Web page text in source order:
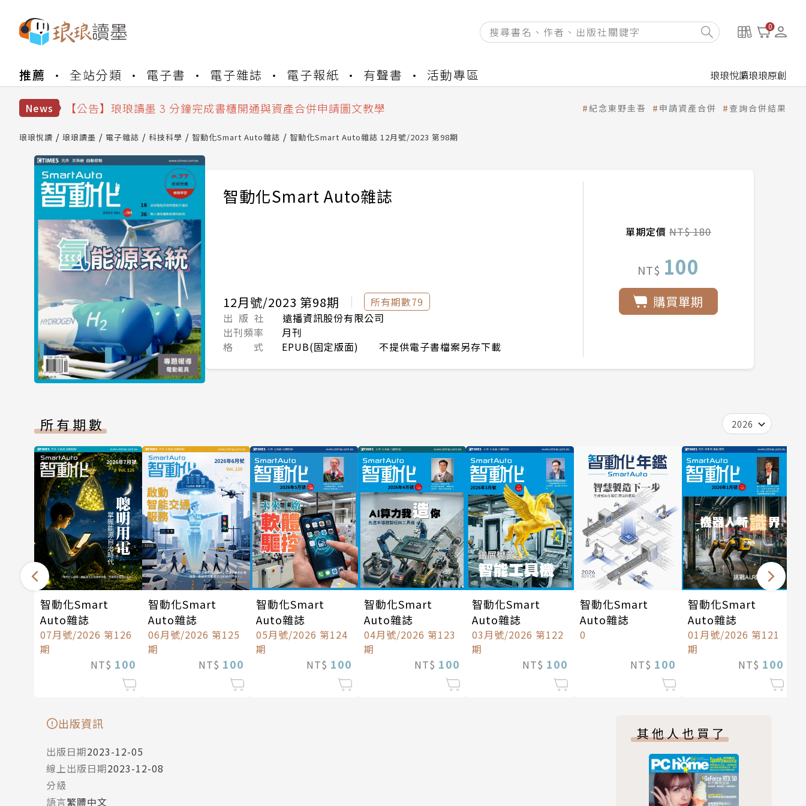
0
推薦 全站分類 電子書 電子雜誌 電子報紙 有聲書 活動專區 琅琅悅讀琅琅原創
News
【公告】琅琅讀墨數位閱讀資產合併與書櫃開通申請
【公告】琅琅讀墨 3 分鐘完成書櫃開通與資產合併申請圖文教學
【公告】琅琅讀墨數位閱讀資產合併與書櫃開通申請
紀念東野圭吾 申請資產合併 查詢合併結果
琅琅悅讀 琅琅讀墨 電子雜誌 科技科學 智動化Smart Auto雜誌 智動化Smart Auto雜誌 12月號/2023 第98期
智動化Smart Auto雜誌
12月號/2023 第98期
所有期數79
出 版 社
遠播資訊股份有限公司
出刊頻率
月刊
格 式
EPUB(固定版面) 不提供電子書檔案另存下載
單期定價 NT$ 180
NT$ 100
購買單期
所有期數 2026
智動化Smart
Auto雜誌
07月號/2026 第126
期
NT$ 100
智動化Smart
Auto雜誌
06月號/2026 第125
期
NT$ 100
智動化Smart
Auto雜誌
05月號/2026 第124
期
NT$ 100
智動化Smart
Auto雜誌
04月號/2026 第123
期
NT$ 100
智動化Smart
Auto雜誌
03月號/2026 第122
期
NT$ 100
智動化Smart
Auto雜誌
0
NT$ 100
智動化Smart
Auto雜誌
01月號/2026 第121
期
NT$ 100
出版資訊
出版日期2023-12-05
線上出版日期2023-12-08
分級
語言繁體中文
其他人也買了